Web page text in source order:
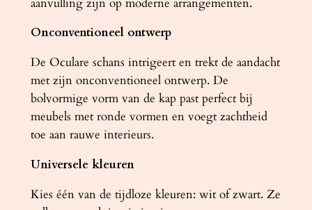
Onconventioneel ontwerp
De Oculare schans intrigeert en trekt de aandacht
met zijn onconventioneel ontwerp. De
bolvormige vorm van de kap past perfect bij
meubels met ronde vormen en voegt zachtheid
toe aan rauwe interieurs.
Universele kleuren
Kies één van de tijdloze kleuren: wit of zwart. Ze